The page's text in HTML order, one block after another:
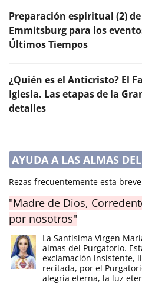
Preparación espiritual (2)
Emmitsburg para los
Últimos Tiempos
¿Quién es el Anticristo? El
Iglesia. Las etapas de la
detalles
AYUDA A LAS ALMAS
Rezas frecuentemente esta
"Madre de Dios,
por nosotros"
La Santísima Virgen
almas del Purgatorio.
exclamación insistente,
recitada, por el
alegría eterna, la luz